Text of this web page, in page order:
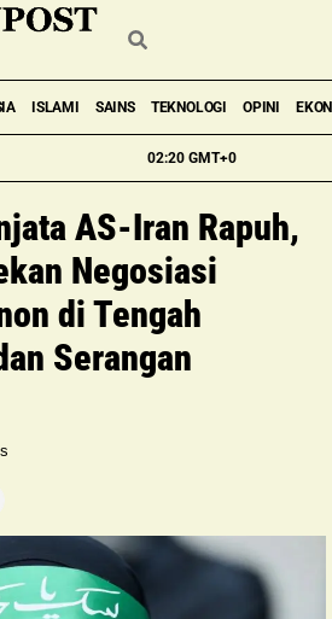
02:20 GMT+0
ISLAMI SAINS TEKNOLOGI OPINI
AS-Iran Rapuh,
Negosiasi
di Tengah
Serangan